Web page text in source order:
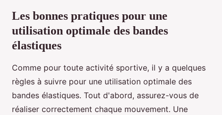
Les bonnes pratiques pour une
utilisation optimale des bandes
élastiques
Comme pour toute activité sportive, il y a quelques
règles à suivre pour une utilisation optimale des
bandes élastiques. Tout d'abord, assurez-vous de
réaliser correctement chaque mouvement. Une